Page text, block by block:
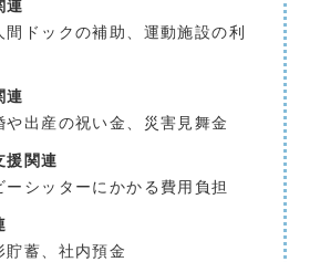
連
間ドックの補助、運動施設の利
連
や出産の祝い金、災害見舞金
援関連
ーシッターにかかる費用負担
貯蓄、社内預金